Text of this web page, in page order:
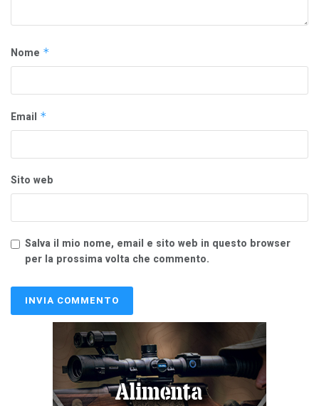
Nome *
Email *
Sito web
Salva il mio nome, email e sito web in questo browser
per la prossima volta che commento.